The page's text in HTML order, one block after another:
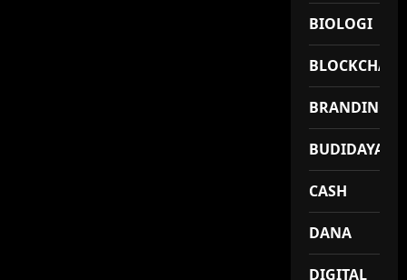
BIOLOGI
BLOCKCHAIN
BRANDING
BUDIDAYA
CASH
DANA
DIGITAL